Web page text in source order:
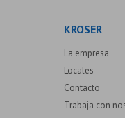
KROSER
La empresa
Locales
Contacto
Trabaja con